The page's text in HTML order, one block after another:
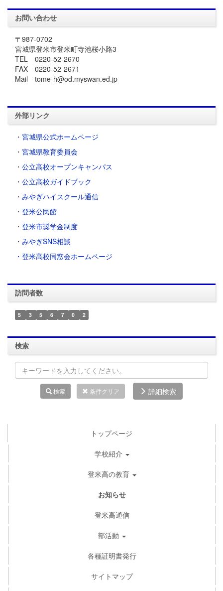
お問い合わせ
〒987-0702
宮城県登米市登米町寺池桜小路3
TEL 0220-52-2670
FAX 0220-52-2671
Mail tome-h@od.myswan.ed.jp
外部リンク
・ 宮城県公式ホームページ
・ 宮城県教育委員会
・ 公立高校オープンキャンパス
・ 公立高校ガイドブック
・ みやぎハイスクール通信
・ 登米公民館
・ 登米市奨学金制度
・ みやぎSNS相談
・登米高校同窓会ホームページ
訪問者数
5 3 5 6 7 0 2
検索
検索 条件クリア 詳細検索
トップページ
学校紹介
登米高の教育
お知らせ
登米高通信
部活動
各種証明書発行
サイトマップ